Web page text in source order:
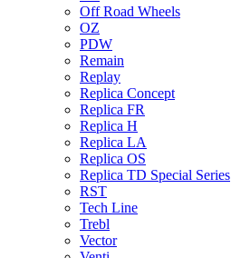
Off Road Wheels
OZ
PDW
Remain
Replay
Replica Concept
Replica FR
Replica H
Replica LA
Replica OS
Replica TD Special Series
RST
Tech Line
Trebl
Vector